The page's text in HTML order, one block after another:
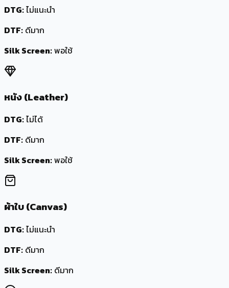
DTG:ไม่แนะนำ
DTF: ดีมาก
Silk Screen:พอใช้
หนัง (Leather)
DTG:ไม่ได้
DTF: ดีมาก
Silk Screen:พอใช้
ผ้าใบ (Canvas)
DTG:ไม่แนะนำ
DTF: ดีมาก
Silk Screen: ดีมาก